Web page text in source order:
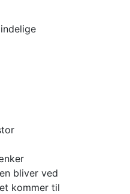
bliver ved
kommer til